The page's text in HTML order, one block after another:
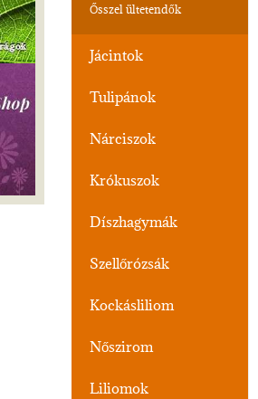
Ősszel ültetendők
Jácintok
Tulipánok
Nárciszok
Krókuszok
Díszhagymák
Szellőrózsák
Kockásliliom
Nőszirom
Liliomok